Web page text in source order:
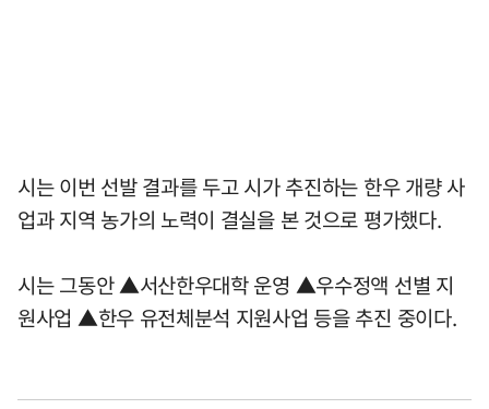
시는 이번 선발 결과를 두고 시가 추진하는 한우 개량 사
업과 지역 농가의 노력이 결실을 본 것으로 평가했다.
시는 그동안 ▲서산한우대학 운영 ▲우수정액 선별 지
원사업 ▲한우 유전체분석 지원사업 등을 추진 중이다.